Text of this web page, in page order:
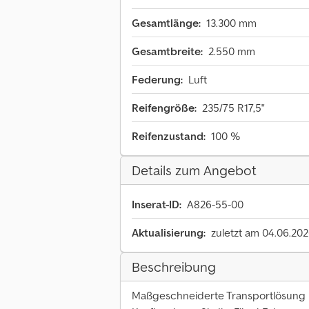
Gesamtlänge: 13.300 mm
Gesamtbreite: 2.550 mm
Federung: Luft
Reifengröße: 235/75 R17,5"
Reifenzustand: 100 %
Details zum Angebot
Inserat-ID: A826-55-00
Aktualisierung: zuletzt am
Beschreibung
Maßgeschneiderte Transportlösung